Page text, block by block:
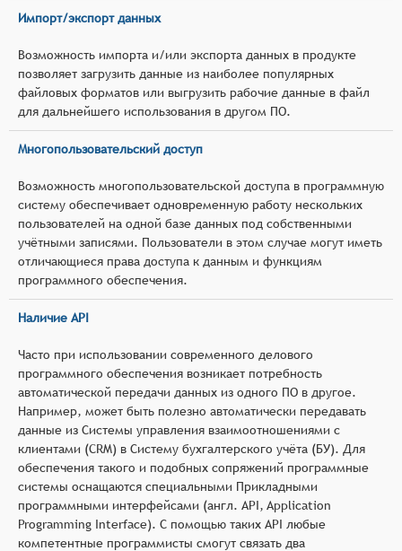
Импорт/экспорт данных
Возможность импорта и/или экспорта данных в продукте
позволяет загрузить данные из наиболее популярных
файловых форматов или выгрузить рабочие данные в файл
для дальнейшего использования в другом ПО.
Многопользовательский доступ
Возможность многопользовательской доступа в программную
систему обеспечивает одновременную работу нескольких
пользователей на одной базе данных под собственными
учётными записями. Пользователи в этом случае могут иметь
отличающиеся права доступа к данным и функциям
программного обеспечения.
Наличие API
Часто при использовании современного делового
программного обеспечения возникает потребность
автоматической передачи данных из одного ПО в другое.
Например, может быть полезно автоматически передавать
данные из Системы управления взаимоотношениями с
клиентами (CRM) в Систему бухгалтерского учёта (БУ). Для
обеспечения такого и подобных сопряжений программные
системы оснащаются специальными Прикладными
программными интерфейсами (англ. API, Application
Programming Interface). С помощью таких API любые
компетентные программисты смогут связать два